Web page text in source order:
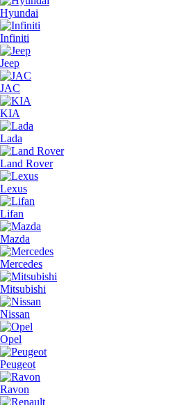
Hyundai
Infiniti
Jeep
JAC
KIA
Lada
Land Rover
Lexus
Lifan
Mazda
Mercedes
Mitsubishi
Nissan
Opel
Peugeot
Ravon